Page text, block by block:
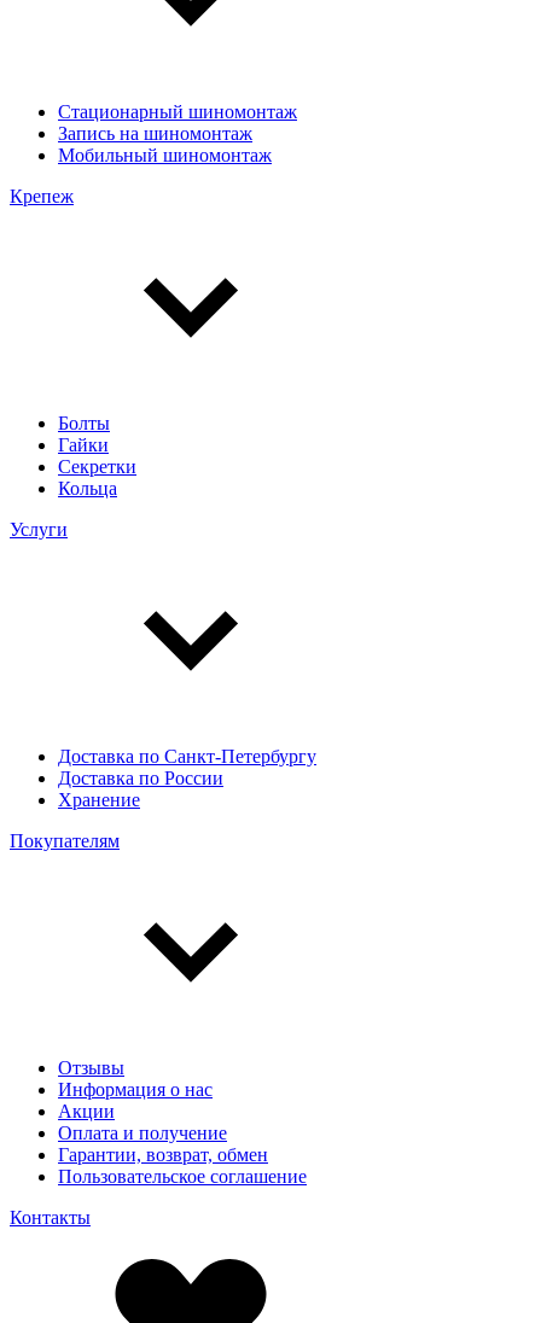
Стационарный шиномонтаж
Запись на шиномонтаж
Мобильный шиномонтаж
Крепеж
Болты
Гайки
Секретки
Кольца
Услуги
Доставка по Санкт-Петербургу
Доставка по России
Хранение
Покупателям
Отзывы
Информация о нас
Акции
Оплата и получение
Гарантии, возврат, обмен
Пользовательское соглашение
Контакты